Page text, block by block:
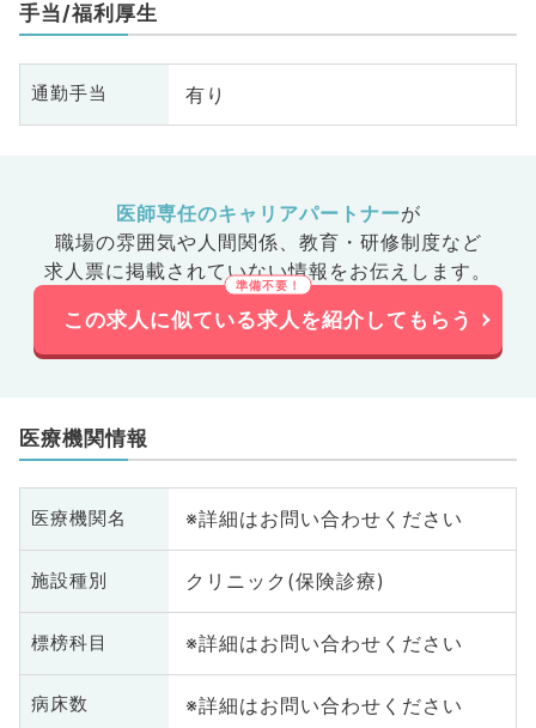
手当/福利厚生
通勤手当 有り
医師専任のキャリアパートナーが
職場の雰囲気や人間関係、 教育・研修制度など
求人票に掲載されていない情報をお伝えします。
この求人に似ている求人を紹介してもらう
医療機関情報
医療機関名 ※詳細はお問い合わせください
施設種別 クリニック(保険診療)
標榜科目 ※詳細はお問い合わせください
病床数 ※詳細はお問い合わせください